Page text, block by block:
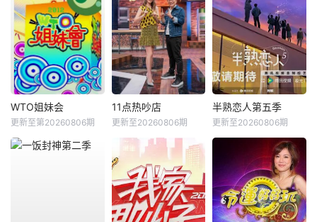
WTO姐妹会
更新至第20260806期
11点热吵店
更新至20260806期
半熟恋人第五季
更新至20260806期